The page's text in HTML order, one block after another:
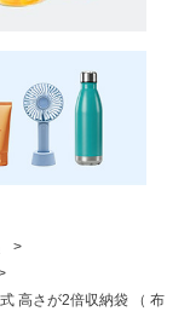
>
高さが2倍収納袋 （ 布